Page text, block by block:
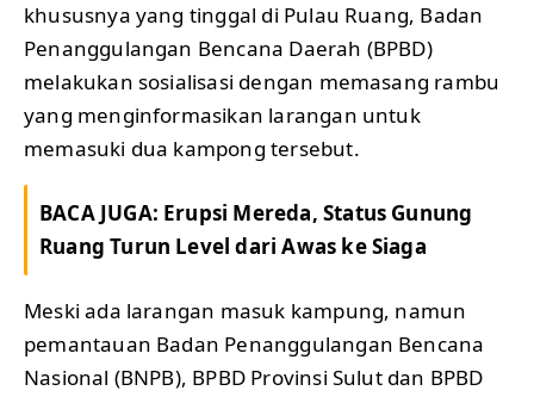
khususnya yang tinggal di Pulau Ruang, Badan
Penanggulangan Bencana Daerah (BPBD)
melakukan sosialisasi dengan memasang rambu
yang menginformasikan larangan untuk
memasuki dua kampong tersebut.
BACA JUGA: Erupsi Mereda, Status Gunung
Ruang Turun Level dari Awas ke Siaga
Meski ada larangan masuk kampung, namun
pemantauan Badan Penanggulangan Bencana
Nasional (BNPB), BPBD Provinsi Sulut dan BPBD